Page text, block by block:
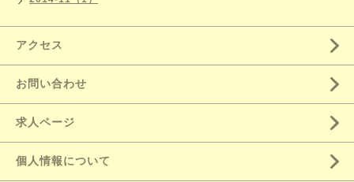
アクセス
お問い合わせ
求人ページ
個人情報について